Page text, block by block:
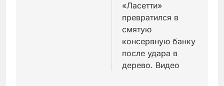
«Ласетти»
превратился в
смятую
консервную банку
после удара в
дерево. Видео